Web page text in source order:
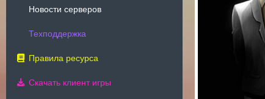
Новости серверов
Техподдержка
Правила ресурса
Скачать клиент игры